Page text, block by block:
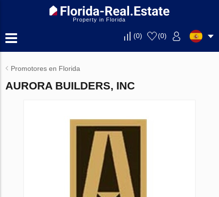
Property in Florida
(0) (0)
Promotores en Florida
AURORA BUILDERS, INC